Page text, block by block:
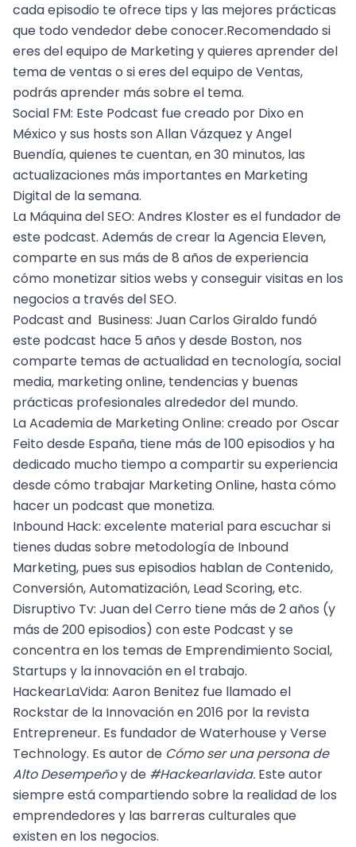
cada episodio te ofrece tips y las mejores prácticas
que todo vendedor debe conocer.Recomendado si
eres del equipo de Marketing y quieres aprender del
tema de ventas o si eres del equipo de Ventas,
podrás aprender más sobre el tema.
Social FM: Este Podcast fue creado por Dixo en
México y sus hosts son Allan Vázquez y Angel
Buendía, quienes te cuentan, en 30 minutos, las
actualizaciones más importantes en Marketing
Digitalde la semana.
La Máquina del SEO: Andres Kloster es el fundador de
este podcast. Además de crear la Agencia Eleven,
comparte en sus más de 8 años de experiencia
cómo monetizarsitios webs y conseguir visitas en los
negocios a través delSEO.
Podcast and Business: Juan Carlos Giraldo fundó
este podcast hace 5 años y desde Boston, nos
comparte temas de actualidad en tecnología,social
media, marketing online, tendencias y buenas
prácticas profesionales alrededor del mundo.
La Academia de Marketing Online: creado por Oscar
Feito desde España, tiene más de 100 episodios y ha
dedicado mucho tiempo a compartir su experiencia
desde cómo trabajar Marketing Online, hasta cómo
hacer un podcast que monetiza.
Inbound Hack: excelente material para escuchar si
tienes dudas sobre metodología de Inbound
Marketing, pues sus episodios hablan deContenido,
Conversión,Automatización, Lead Scoring,etc.
Disruptivo Tv: Juan del Cerro tiene más de 2 años (y
más de 200 episodios) con este Podcast y se
concentra en los temas de Emprendimiento Social,
Startups y la innovación en el trabajo.
HackearLaVida: Aaron Benitez fue llamado el
Rockstar de la Innovación en 2016 por la revista
Entrepreneur. Es fundador de Waterhouse y Verse
Technology. Es autor de Cómo ser una persona de
Alto Desempeñoy de #Hackearlavida. Este autor
siempre está compartiendo sobre la realidad de los
emprendedores y las barreras culturales que
existen en los negocios.